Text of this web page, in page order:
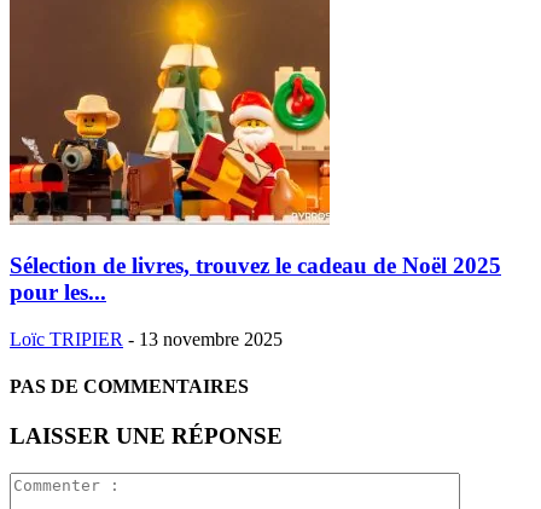
Sélection de livres, trouvez le cadeau de Noël 2025
pour les...
Loïc TRIPIER - 13 novembre 2025
PAS DE COMMENTAIRES
LAISSER UNE RÉPONSE